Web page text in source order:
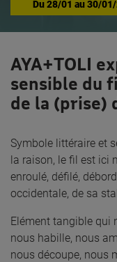
Du28/01 au30/
AYA+TOLI
sensible du
de la (prise)
Symbole littéraire et
la raison, le fil est ici
enroulé, défilé,
occidentale, de sa
Elément tangible qui
nous habille, nous
nous découpe, nous